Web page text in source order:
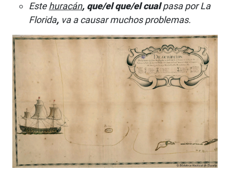
Estehuracán, que/el que/el cualpasa por La
Florida, va a causar muchos problemas.